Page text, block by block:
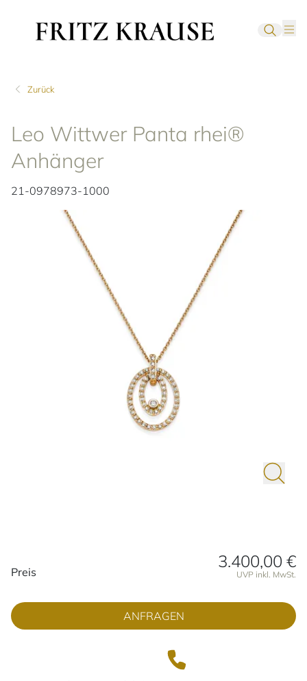
Zurück
Leo Wittwer Panta rhei®
Anhänger
21-0978973-1000
Preisinformationen
Preis
3.400,00 €
UVP inkl. MwSt.
ANFRAGEN